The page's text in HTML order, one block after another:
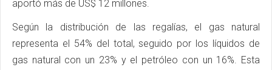
aportó más de US$ 12 millones.
Según la distribución de las regalías, el gas natural
representa el 54% del total, seguido por los líquidos de
gas natural con un 23% y el petróleo con un 16%. Esta